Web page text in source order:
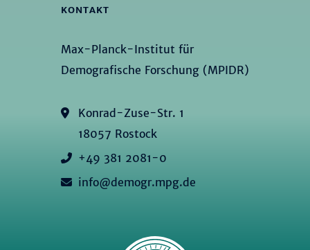
KONTAKT
Max-Planck-Institut für
Demografische Forschung (MPIDR)
Konrad-Zuse-Str. 1
18057 Rostock
+49 381 2081-0
info@demogr.mpg.de